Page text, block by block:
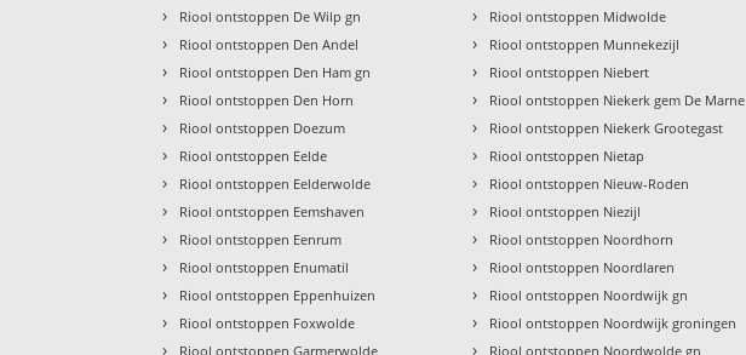
› Riool ontstoppen De Wilp gn
› Riool ontstoppen Den Andel
› Riool ontstoppen Den Ham gn
› Riool ontstoppen Den Horn
› Riool ontstoppen Doezum
› Riool ontstoppen Eelde
› Riool ontstoppen Eelderwolde
› Riool ontstoppen Eemshaven
› Riool ontstoppen Eenrum
› Riool ontstoppen Enumatil
› Riool ontstoppen Eppenhuizen
› Riool ontstoppen Foxwolde
› Riool ontstoppen Garmerwolde
› Riool ontstoppen Midwolde
› Riool ontstoppen Munnekezijl
› Riool ontstoppen Niebert
› Riool ontstoppen Niekerk gem De Marne
› Riool ontstoppen Niekerk Grootegast
› Riool ontstoppen Nietap
› Riool ontstoppen Nieuw-Roden
› Riool ontstoppen Niezijl
› Riool ontstoppen Noordhorn
› Riool ontstoppen Noordlaren
› Riool ontstoppen Noordwijk gn
› Riool ontstoppen Noordwijk groningen
› Riool ontstoppen Noordwolde gn